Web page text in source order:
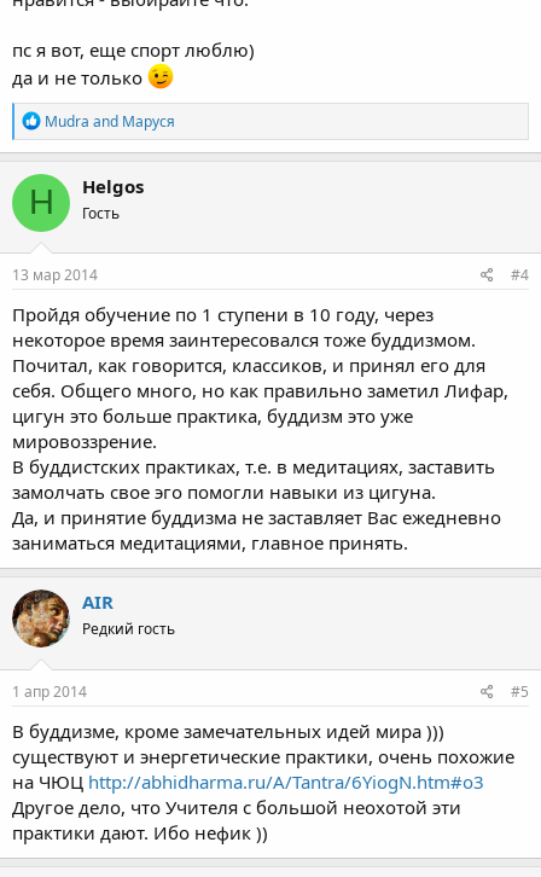
пс я вот, еще спорт люблю)
да и не только
R
e
a
c
t
o
n
s
Mudra and Маруся
H Helgos
Гость
13 мар 2014 #4
Пройдя обучение по 1 ступени в 10 году, через
некоторое время заинтересовался тоже буддизмом.
Почитал, как говорится, классиков, и принял его для
себя. Общего много, но как правильно заметил Лифар,
цигун это больше практика, буддизм это уже
мировоззрение.
В буддистских практиках, т.е. в медитациях, заставить
замолчать свое эго помогли навыки из цигуна.
Да, и принятие буддизма не заставляет Вас ежедневно
заниматься медитациями, главное принять.
АIR
Редкий гость
1 апр 2014 #5
В буддизме, кроме замечательных идей мира )))
существуют и энергетические практики, очень похожие
на ЧЮЦ http://abhidharma.ru/A/Tantra/6YiogN.htm#o3
Другое дело, что Учителя с большой неохотой эти
практики дают. Ибо нефик ))